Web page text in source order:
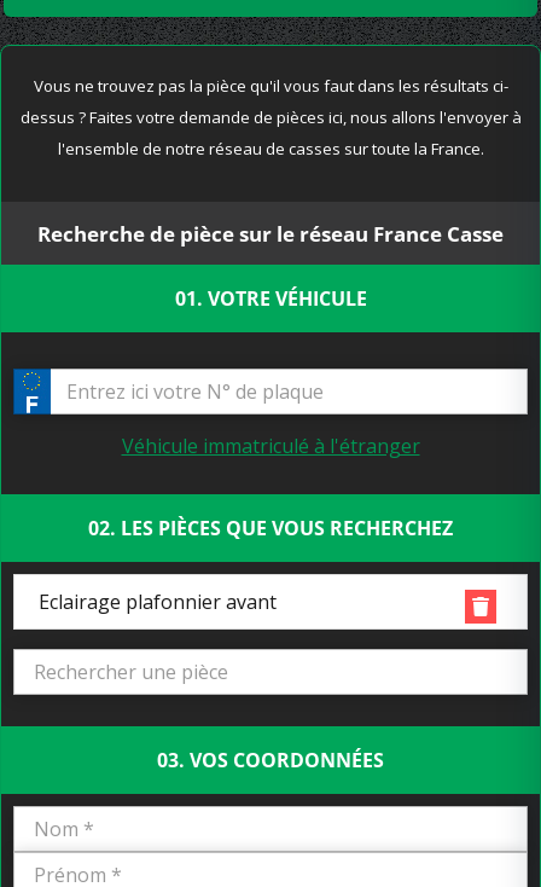
Vous ne trouvez pas la pièce qu'il vous faut dans les résultats ci-
dessus ? Faites votre demande de pièces ici, nous allons l'envoyer à
l'ensemble de notre réseau de casses sur toute la France.
Recherche de pièce sur le réseau France Casse
01. VOTRE VÉHICULE
Véhicule immatriculé à l'étranger
02. LES PIÈCES QUE VOUS RECHERCHEZ
Eclairage plafonnier avant
03. VOS COORDONNÉES